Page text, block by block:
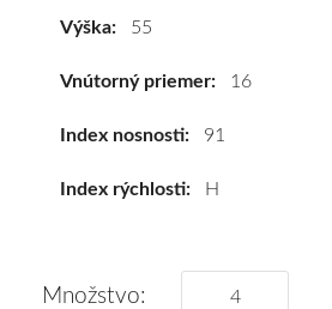
tomu
pneumatiky
na
Výška: 55
Vnútorný priemer: 16
Index nosnosti: 91
Index rýchlosti: H
Množstvo: